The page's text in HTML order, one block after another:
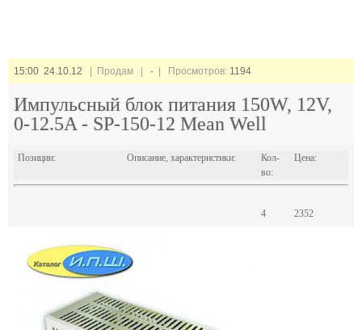
15:00 24.10.12 | Продам | - | Просмотров: 1194
Импульсный блок питания 150W, 12V,
0-12.5A - SP-150-12 Mean Well
Позиции: Описание, характеристики:
Кол-
во:
Цена:
4 2352